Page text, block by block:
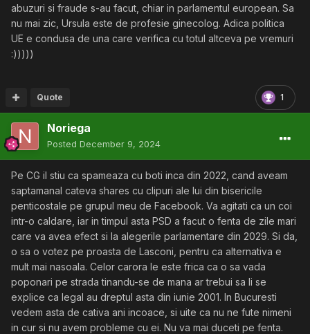
abuzuri si fraude s-au facut, chiar in parlamentul european. Sa
nu mai zic, Ursula este de profesie ginecolog. Adica politica
UE e condusa de una care verifica cu totul altceva pe vremuri
:)))))
1
Quote
Noriega
Posted December 9, 2024
Pe CG il stiu ca spameaza cu boti inca din 2022, cand aveam
saptamanal cateva shares cu clipuri ale lui din bisericile
penticostale pe grupul meu de Facebook. Va agitati ca un coi
intr-o caldare, iar in timpul asta PSD a facut o fenta de zile mari
care va avea efect si la alegerile parlamentare din 2029. Si da,
o sa o votez pe proasta de Lasconi, pentru ca alternativa e
mult mai nasoala. Celor carora le este frica ca o sa vada
poponari pe strada tinandu-se de mana ar trebui sa li se
explice ca legal au dreptul asta din iunie 2001. In Bucuresti
vedem asta de cativa ani incoace, si uite ca nu ne fute nimeni
in cur si nu avem probleme cu ei. Nu va mai duceti pe fenta.